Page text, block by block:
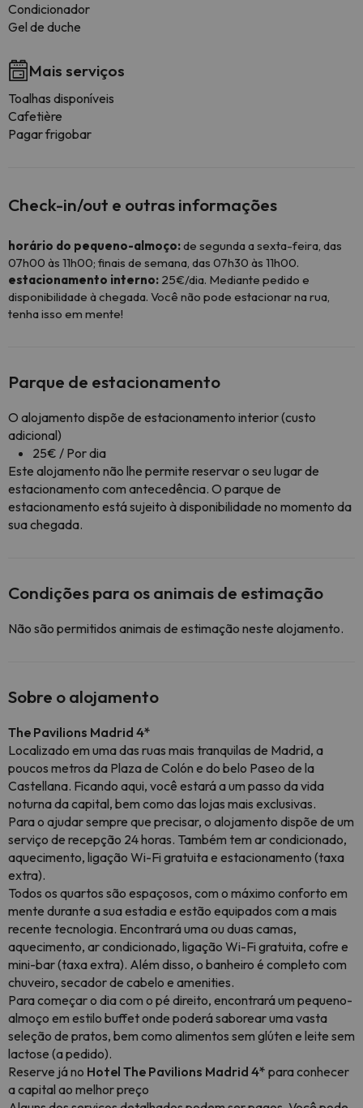
Condicionador
Gel de duche
Mais serviços
Toalhas disponíveis
Cafetière
Pagar frigobar
Check-in/out e outras informações
horário do pequeno-almoço:de segunda a sexta-feira, das
07h00 às 11h00; finais de semana, das 07h30 às 11h00.
estacionamento interno: 25€/dia. Mediante pedido e
disponibilidade à chegada. Você não pode estacionar na rua,
tenha isso em mente!
Parque de estacionamento
O alojamento dispõe de estacionamento interior (custo
adicional)
25€ / Por dia
Este alojamento não lhe permite reservar o seu lugar de
estacionamento com antecedência. O parque de
estacionamento está sujeito à disponibilidade no momento da
sua chegada.
Condições para os animais de estimação
Não são permitidos animais de estimação neste alojamento.
Sobre o alojamento
The Pavilions Madrid 4*
Localizado em uma das ruas mais tranquilas de Madrid, a
poucos metros da Plaza de Colón e do belo Paseo de la
Castellana. Ficando aqui, você estará a um passo da vida
noturna da capital, bem como das lojas mais exclusivas.
Para o ajudar sempre que precisar, o alojamento dispõe de um
serviço de recepção 24 horas. Também tem ar condicionado,
aquecimento, ligação Wi-Fi gratuita e estacionamento (taxa
extra).
Todos os quartos são espaçosos, com o máximo conforto em
mente durante a sua estadia e estão equipados com a mais
recente tecnologia. Encontrará uma ou duas camas,
aquecimento, ar condicionado, ligação Wi-Fi gratuita, cofre e
mini-bar (taxa extra). Além disso, o banheiro é completo com
chuveiro, secador de cabelo e amenities.
Para começar o dia com o pé direito, encontrará um pequeno-
almoço em estilo buffet onde poderá saborear uma vasta
seleção de pratos, bem como alimentos sem glúten e leite sem
lactose (a pedido).
Reserve já no Hotel The Pavilions Madrid 4* para conhecer
a capital ao melhor preço